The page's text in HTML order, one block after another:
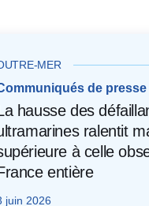
MER
de presse
hausse des
ralentit
à celle
entière
juin 2026